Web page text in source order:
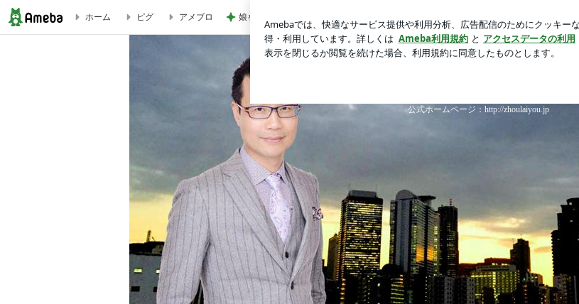
八田與一の銅像を頼盛徳氏が訪問 中国では反発の声 | 周来友 オフィシャルブログ
ホーム ピグ アメブロ 娘を拒絶した夫の転落の末路
公式ホームページ：http://zhoulaiyou.jp